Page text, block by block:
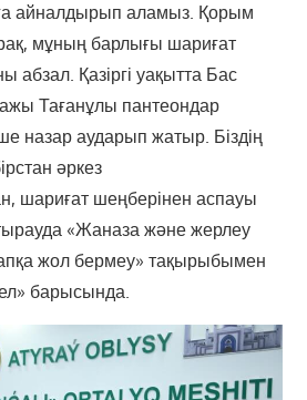
айналдырып аламыз. Қорым
мұның барлығы шариғат
абзал. Қазіргі уақытта Бас
Тағанұлы пантеондар
назар аударып жатыр. Біздің
әркез
шариғат шеңберінен аспауы
«Жаназа және жерлеу
жол бермеу» тақырыбымен
барысында.